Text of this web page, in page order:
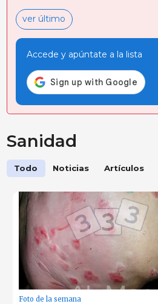
ver último
Accede y apúntate a la lista
Sanidad
Todo Noticias Artículos
Foto de la semana